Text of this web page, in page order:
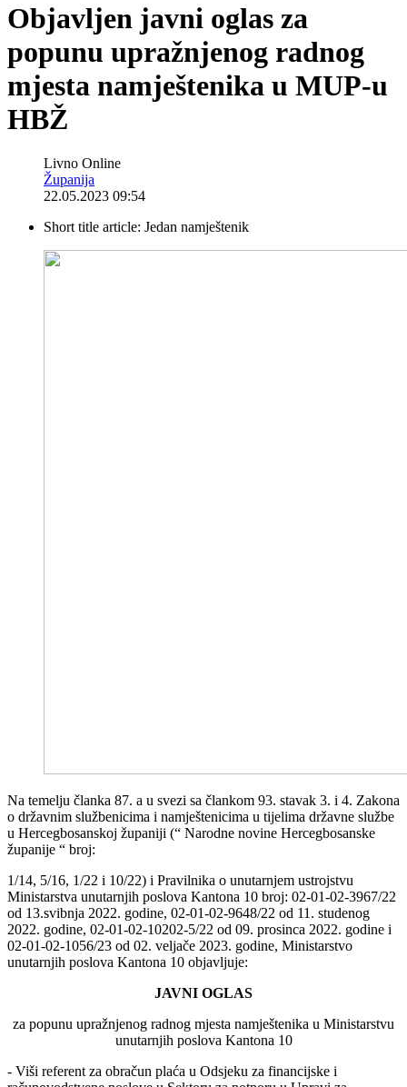
Objavljen javni oglas za
popunu upražnjenog radnog
mjesta namještenika u MUP-u
HBŽ
Livno Online
Županija
22.05.2023 09:54
Short title article: Jedan namještenik
Na temelju članka 87. a u svezi sa člankom 93. stavak 3. i 4. Zakona
o državnim službenicima i namještenicima u tijelima državne službe
u Hercegbosanskoj županiji (“ Narodne novine Hercegbosanske
županije “ broj:
1/14, 5/16, 1/22 i 10/22) i Pravilnika o unutarnjem ustrojstvu
Ministarstva unutarnjih poslova Kantona 10 broj: 02-01-02-3967/22
od 13.svibnja 2022. godine, 02-01-02-9648/22 od 11. studenog
2022. godine, 02-01-02-10202-5/22 od 09. prosinca 2022. godine i
02-01-02-1056/23 od 02. veljače 2023. godine, Ministarstvo
unutarnjih poslova Kantona 10 objavljuje:
JAVNI OGLAS
za popunu upražnjenog radnog mjesta namještenika u Ministarstvu
unutarnjih poslova Kantona 10
- Viši referent za obračun plaća u Odsjeku za financijske i